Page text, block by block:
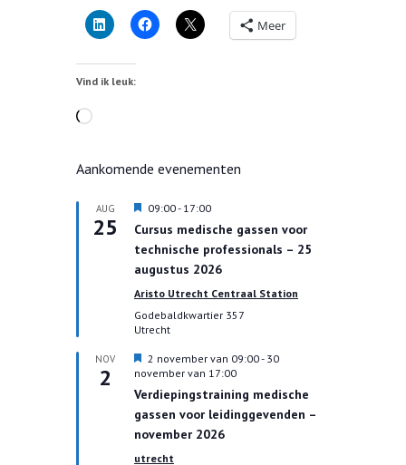
Meer
Vind ik leuk:
Aan
Aankomende evenementen
AUG
25
U
t
g
e
l
i
h
t
09:00- 17:00
Cursus medische gassen voor
technische professionals – 25
augustus 2026
Aristo Utrecht Centraal Station
Godebaldkwartier 357
Utrecht
NOV
2
U
i
g
e
l
c
2 november van 09:00- 30
november van 17:00
Verdiepingstraining medische
gassen voor leidinggevenden –
november 2026
utrecht